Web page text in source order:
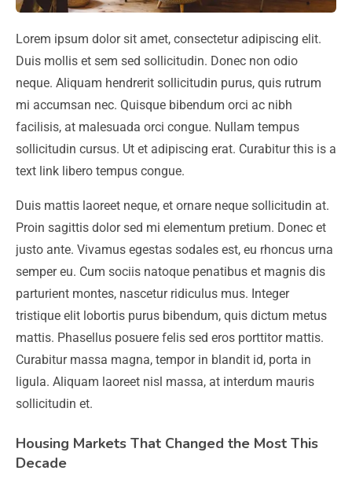
Lorem ipsum dolor sit amet, consectetur adipiscing elit.
Duis mollis et sem sed sollicitudin. Donec non odio
neque. Aliquam hendrerit sollicitudin purus, quis rutrum
mi accumsan nec. Quisque bibendum orci ac nibh
facilisis, at malesuada orci congue. Nullam tempus
sollicitudin cursus. Ut et adipiscing erat. Curabitur this is a
text link libero tempus congue.
Duis mattis laoreet neque, et ornare neque sollicitudin at.
Proin sagittis dolor sed mi elementum pretium. Donec et
justo ante. Vivamus egestas sodales est, eu rhoncus urna
semper eu. Cum sociis natoque penatibus et magnis dis
parturient montes, nascetur ridiculus mus. Integer
tristique elit lobortis purus bibendum, quis dictum metus
mattis. Phasellus posuere felis sed eros porttitor mattis.
Curabitur massa magna, tempor in blandit id, porta in
ligula. Aliquam laoreet nisl massa, at interdum mauris
sollicitudin et.
Housing Markets That Changed the Most This
Decade